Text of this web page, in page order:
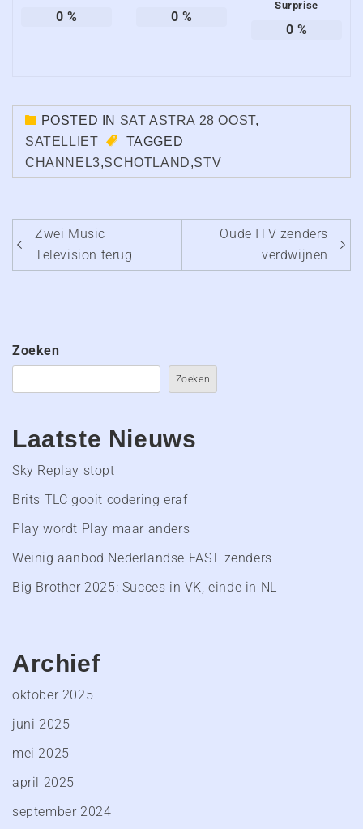
0 % 0 %
Surprise
0 %
POSTED IN SAT ASTRA 28 OOST,
SATELLIET
TAGGED
CHANNEL3,SCHOTLAND,STV
Bericht
navigatie
Zwei Music
Television terug
Oude ITV zenders
verdwijnen
Zoeken
Zoeken
Laatste Nieuws
Sky Replay stopt
Brits TLC gooit codering eraf
Play wordt Play maar anders
Weinig aanbod Nederlandse FAST zenders
Big Brother 2025: Succes in VK, einde in NL
Archief
oktober 2025
juni 2025
mei 2025
april 2025
september 2024